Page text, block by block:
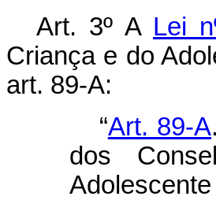
Art. 3º A Lei
Criança e do
art. 89-A:
“Art. 89-A
dos